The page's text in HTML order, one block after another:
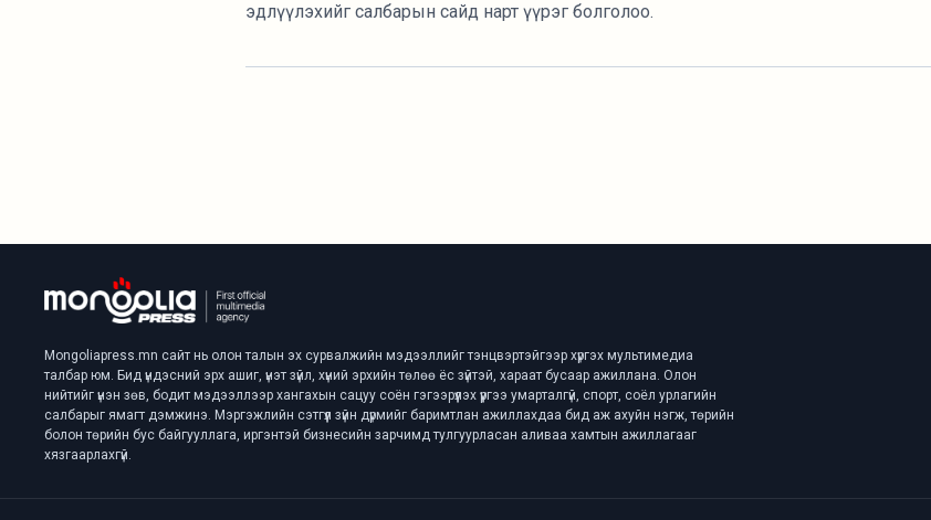
эдлүүлэхийг салбарын сайд нарт үүрэг болголоо.
Mongoliapress.mn сайт нь олон талын эх сурвалжийн мэдээллийг тэнцвэртэйгээр хүргэх мультимедиа
талбар юм. Бид үндэсний эрх ашиг, үнэт зүйл, хүний эрхийн төлөө ёс зүйтэй, хараат бусаар ажиллана. Олон
нийтийг үнэн зөв, бодит мэдээллээр хангахын сацуу соён гэгээрүүлэх үүргээ умарталгүй, спорт, соёл урлагийн
салбарыг ямагт дэмжинэ. Мэргэжлийн сэтгүүл зүйн дүрмийг баримтлан ажиллахдаа бид аж ахуйн нэгж, төрийн
болон төрийн бус байгууллага, иргэнтэй бизнесийн зарчимд тулгуурласан аливаа хамтын ажиллагааг
хязгаарлахгүй.